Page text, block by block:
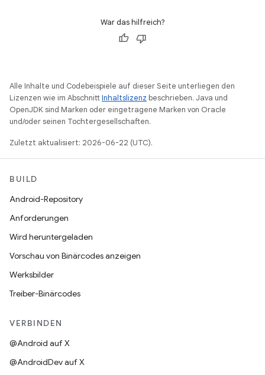
War das hilfreich?
Alle Inhalte und Codebeispiele auf dieser Seite unterliegen den
Lizenzen wie im AbschnittInhaltslizenz beschrieben. Java und
OpenJDK sind Marken oder eingetragene Marken von Oracle
und/oder seinen Tochtergesellschaften.
Zuletzt aktualisiert: 2026-06-22 (UTC).
BUILD
Android-Repository
Anforderungen
Wird heruntergeladen
Vorschau von Binärcodes anzeigen
Werksbilder
Treiber-Binärcodes
VERBINDEN
@Android auf X
@AndroidDev auf X